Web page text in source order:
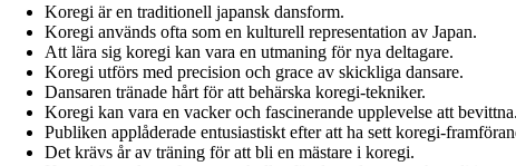
Koregi är en traditionell japansk dansform.
Koregi används ofta som en kulturell representation av Japan.
Att lära sig koregi kan vara en utmaning för nya deltagare.
Koregi utförs med precision och grace av skickliga dansare.
Dansaren tränade hårt för att behärska koregi-tekniker.
Koregi kan vara en vacker och fascinerande upplevelse att bevittna.
Publiken applåderade entusiastiskt efter att ha sett koregi-
Det krävs år av träning för att bli en mästare i koregi.